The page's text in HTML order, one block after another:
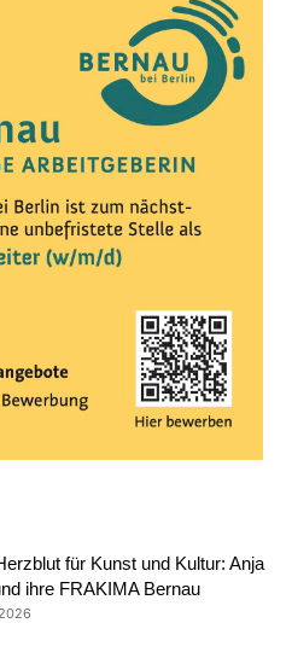
für Kunst und Kultur: Anja
ihre FRAKIMA Bernau